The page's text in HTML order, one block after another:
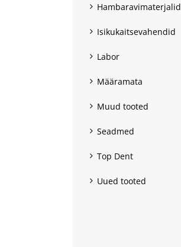
Hambaravimaterjalid
Isikukaitsevahendid
Labor
Määramata
Muud tooted
Seadmed
Top Dent
Uued tooted